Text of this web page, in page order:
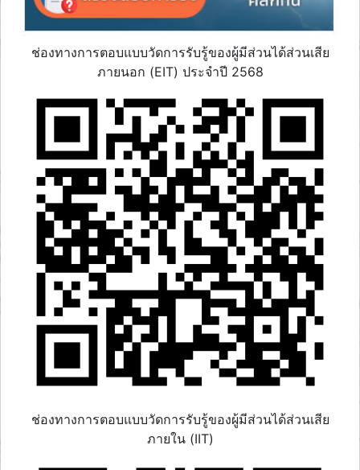
ช่องทางการตอบแบบวัดการรับรู้ของผู้มีส่วนได้ส่วนเสีย
ภายนอก (EIT) ประจำปี 2568
ช่องทางการตอบแบบวัดการรับรู้ของผู้มีส่วนได้ส่วนเสีย
ภายใน (IIT)